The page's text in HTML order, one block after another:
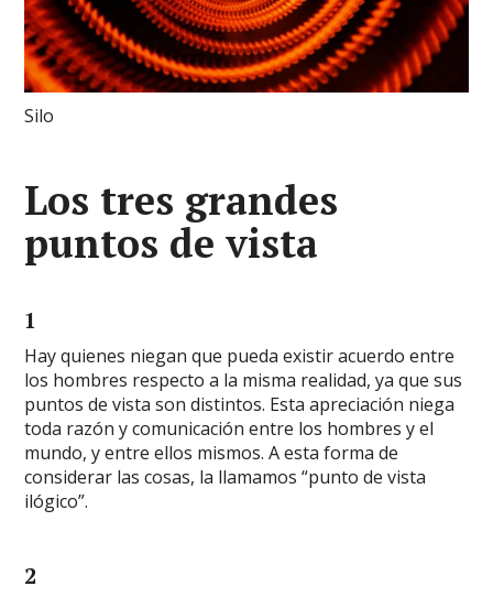
Silo
Los tres grandes
puntos de vista
1
Hay quienes niegan que pueda existir acuerdo entre
los hombres respecto a la misma realidad, ya que sus
puntos de vista son distintos. Esta apreciación niega
toda razón y comunicación entre los hombres y el
mundo, y entre ellos mismos. A esta forma de
considerar las cosas, la llamamos “punto de vista
ilógico”.
2